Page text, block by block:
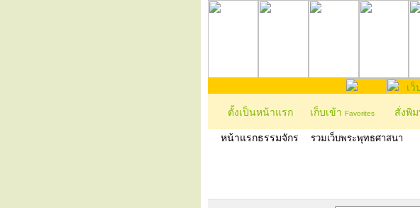
ตั้งเป็นหน้าแรก เก็บเข้า Favorites สั่งพิ
หน้าแรกธรรมจักร รวมเว็บพระพุทธศาสนา